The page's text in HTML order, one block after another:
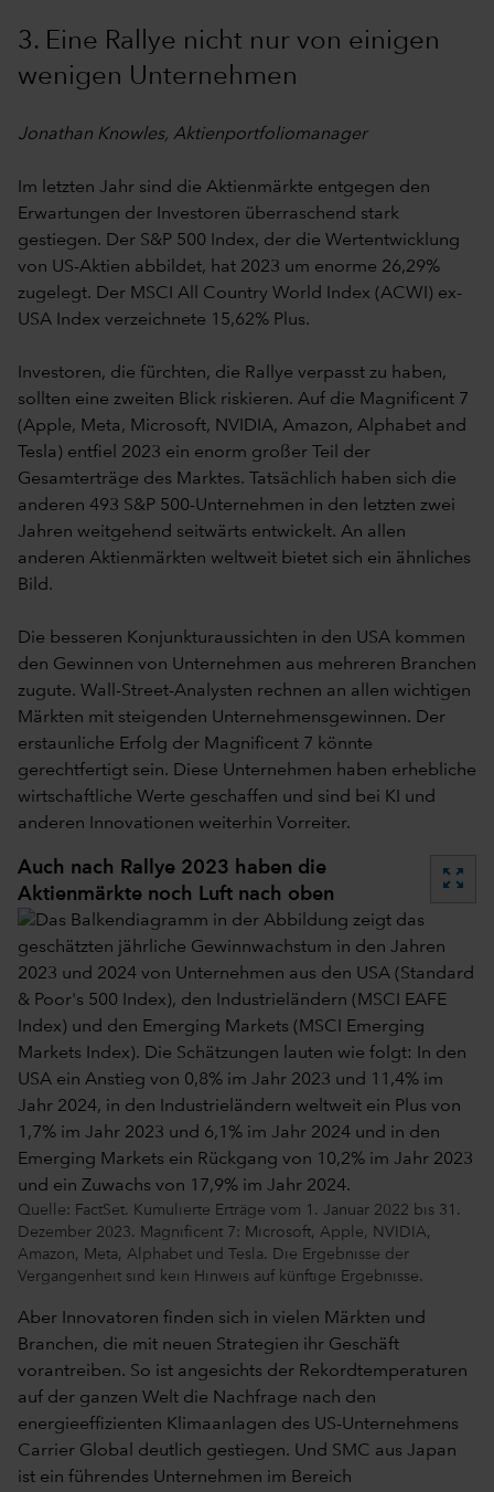
3. Eine Rallye nicht nur von einigen
wenigen Unternehmen
Jonathan Knowles, Aktienportfoliomanager
Im letzten Jahr sind die Aktienmärkte entgegen den
Erwartungen der Investoren überraschend stark
gestiegen. Der S&P 500 Index, der die Wertentwicklung
von US-Aktien abbildet, hat 2023 um enorme 26,29%
zugelegt. Der MSCI All Country World Index (ACWI) ex-
USA Index verzeichnete 15,62% Plus.
Investoren, die fürchten, die Rallye verpasst zu haben,
sollten eine zweiten Blick riskieren. Auf die Magnificent 7
(Apple, Meta, Microsoft, NVIDIA, Amazon, Alphabet and
Tesla) entfiel 2023 ein enorm großer Teil der
Gesamterträge des Marktes. Tatsächlich haben sich die
anderen 493 S&P 500-Unternehmen in den letzten zwei
Jahren weitgehend seitwärts entwickelt. An allen
anderen Aktienmärkten weltweit bietet sich ein ähnliches
Bild.
Die besseren Konjunkturaussichten in den USA kommen
den Gewinnen von Unternehmen aus mehreren Branchen
zugute. Wall-Street-Analysten rechnen an allen wichtigen
Märkten mit steigenden Unternehmensgewinnen. Der
erstaunliche Erfolg der Magnificent 7 könnte
gerechtfertigt sein. Diese Unternehmen haben erhebliche
wirtschaftliche Werte geschaffen und sind bei KI und
anderen Innovationen weiterhin Vorreiter.
Auch nach Rallye 2023 haben die
Aktienmärkte noch Luft nach oben
zoom_out_map
Quelle: FactSet. Kumulierte Erträge vom 1. Januar 2022 bis 31.
Dezember 2023. Magnificent 7: Microsoft, Apple, NVIDIA,
Amazon, Meta, Alphabet und Tesla. Die Ergebnisse der
Vergangenheit sind kein Hinweis auf künftige Ergebnisse.
Aber Innovatoren finden sich in vielen Märkten und
Branchen, die mit neuen Strategien ihr Geschäft
vorantreiben. So ist angesichts der Rekordtemperaturen
auf der ganzen Welt die Nachfrage nach den
energieeffizienten Klimaanlagen des US-Unternehmens
Carrier Global deutlich gestiegen. Und SMC aus Japan
ist ein führendes Unternehmen im Bereich